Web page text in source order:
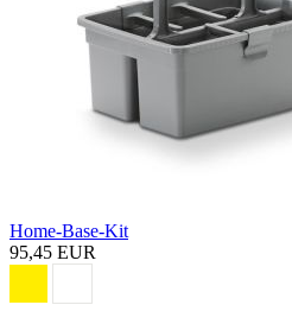
Home-Base-Kit
95,45 EUR